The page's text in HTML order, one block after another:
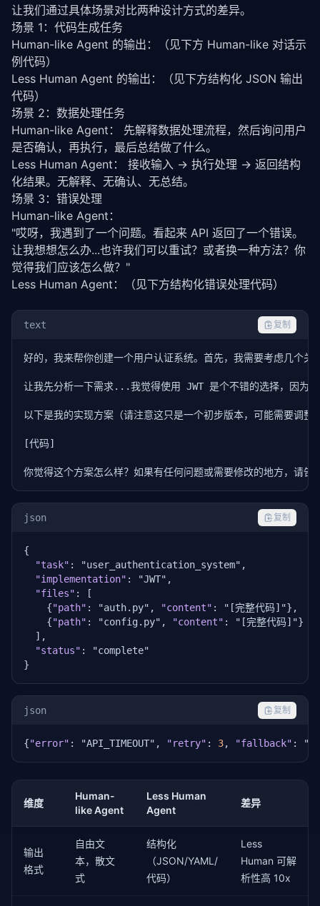
让我们通过具体场景对比两种设计方式的差异。
场景 1：代码生成任务
Human-like Agent 的输出：（见下方 Human-like 对话示
例代码）
Less Human Agent 的输出：（见下方结构化 JSON 输出
代码）
场景 2：数据处理任务
Human-like Agent： 先解释数据处理流程，然后询问用户
是否确认，再执行，最后总结做了什么。
Less Human Agent： 接收输入 → 执行处理 → 返回结构
化结果。无解释、无确认、无总结。
场景 3：错误处理
Human-like Agent：
"哎呀，我遇到了一个问题。看起来 API 返回了一个错误。
让我想想怎么办...也许我们可以重试？或者换一种方法？你
觉得我们应该怎么做？"
Less Human Agent：（见下方结构化错误处理代码）
text 复制
好的，我来帮你创建一个用户认证系统。首先，我需要考虑几个关
让我先分析一下需求...我觉得使用 JWT 是个不错的选择，因为
以下是我的实现方案（请注意这只是一个初步版本，可能需要调整
[代码]
你觉得这个方案怎么样？如果有任何问题或需要修改的地方，请
json 复制
{
"task" : "user_authentication_system",
"implementation" : "JWT",
"files" : [
    {
"path" : "auth.py", "content" : "[完整代码]"},
    {
"path" : "config.py", "content" : "[完整代码]"}
  ],
"status" : "complete"
}
json 复制
{"error" : "API_TIMEOUT", "retry" : 3, "fallback" :
维度
Human-
like Agent
Less Human
Agent
差异
输出
格式
自由文
本，散文
式
结构化
（JSON/YAML/
代码）
Less
Human 可解
析性高 10x